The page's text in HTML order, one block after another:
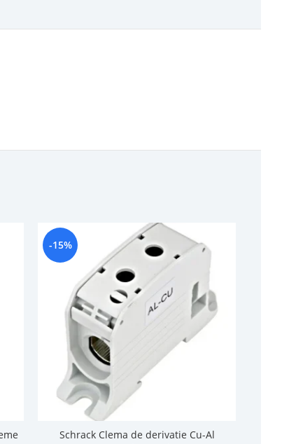
-15%
Schrack Clema de derivatie Cu-Al